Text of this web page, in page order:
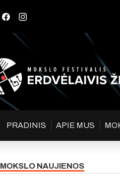
PRADINIS APIE MUS
MOKSLO NAUJIENOS